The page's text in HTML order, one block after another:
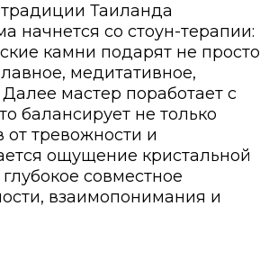
Таиланда
начнется со стоун-терапии:
камни подарят не просто
медитативное,
мастер поработает с
балансирует не только
от тревожности и
ощущение кристальной
совместное
взаимопонимания и